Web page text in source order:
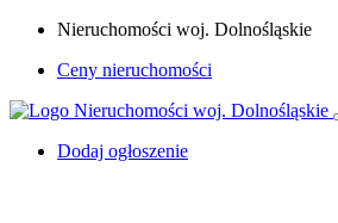
Nieruchomości woj. Dolnośląskie
Ceny nieruchomości
Dodaj ogłoszenie